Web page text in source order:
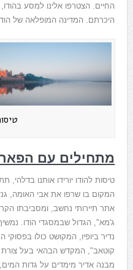
החיים. הצטרפו אלינו למסע
היכרתם. המדינה המופלאה של
מתחילים עם
טיסות להודו יורידו אותנו בדלהי,
המקום בו שרפו את אבי האומה,
אתר תיירותי נחשב, ומסביבתו
ג'מא", הגדול שבמסגדי הודו.
נדיר ביופיו, המקושט כולו
קוטאב", המקדש הבהאי בעל צורת
מבנה אדיר מימדים על גדות